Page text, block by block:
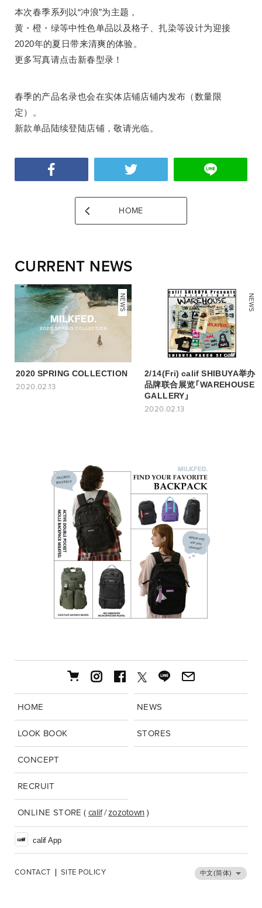
本次春季系列以“冲浪”为主题，
黄・橙・绿等中性色单品以及格子、扎染等设计为迎接
2020年的夏日带来清爽的体验。
更多写真请点击新春型录！
春季的产品名录也会在实体店铺店铺内发布（数量限
定）。
新款单品陆续登陆店铺，敬请光临。
HOME
CURRENT NEWS
NEWS
2020 SPRING COLLECTION
2020.02.13
NEWS
2/14(Fri) calif SHIBUYA举办
品牌联合展览「WAREHOUSE
GALLERY」
2020.02.13
HOME NEWS
LOOK BOOK STORES
CONCEPT
RECRUIT
ONLINE STORE ( calif/zozotown )
calif App
CONTACT SITE POLICY 中文(筒体)